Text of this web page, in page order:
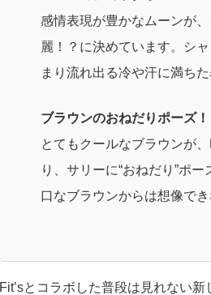
感情表現が豊かなムーンが
麗！？に決めています。シ
まり流れ出る冷や汗に満ち
ブラウンのおねだりポーズ！
とてもクールなブラウンが
り、サリーに“おねだり”ポ
口なブラウンからは想像で
Fit’sとコラボした普段は見れない